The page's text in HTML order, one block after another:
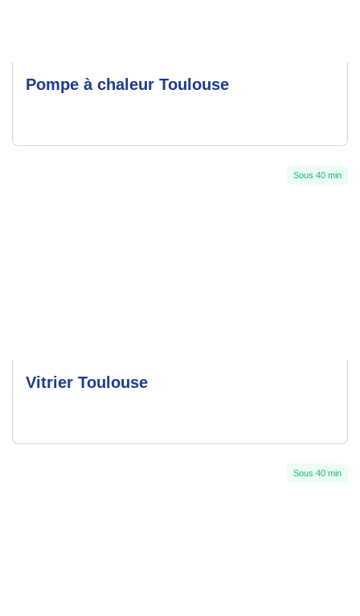
Pompe à chaleur Toulouse
Sous 40 min
Vitrier Toulouse
Sous 40 min